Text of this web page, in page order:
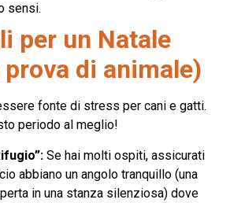
sensi.
per un Natale
di animale)
fonte di stress per cani e gatti.
periodo al meglio!
Se hai molti ospiti, assicurati
abbiano un angolo tranquillo (una
in una stanza silenziosa) dove